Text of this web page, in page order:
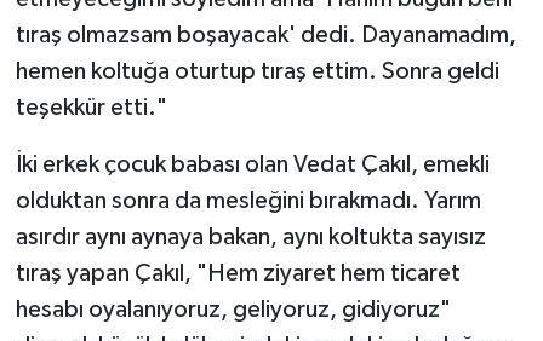
tıraş olmazsam boşayacak' dedi. Dayanamadım,
hemen koltuğa oturtup tıraş ettim. Sonra geldi
teşekkür etti."
İki erkek çocuk babası olan Vedat Çakıl, emekli
olduktan sonra da mesleğini bırakmadı. Yarım
asırdır aynı aynaya bakan, aynı koltukta sayısız
tıraş yapan Çakıl, "Hem ziyaret hem ticaret
hesabı oyalanıyoruz, geliyoruz, gidiyoruz"